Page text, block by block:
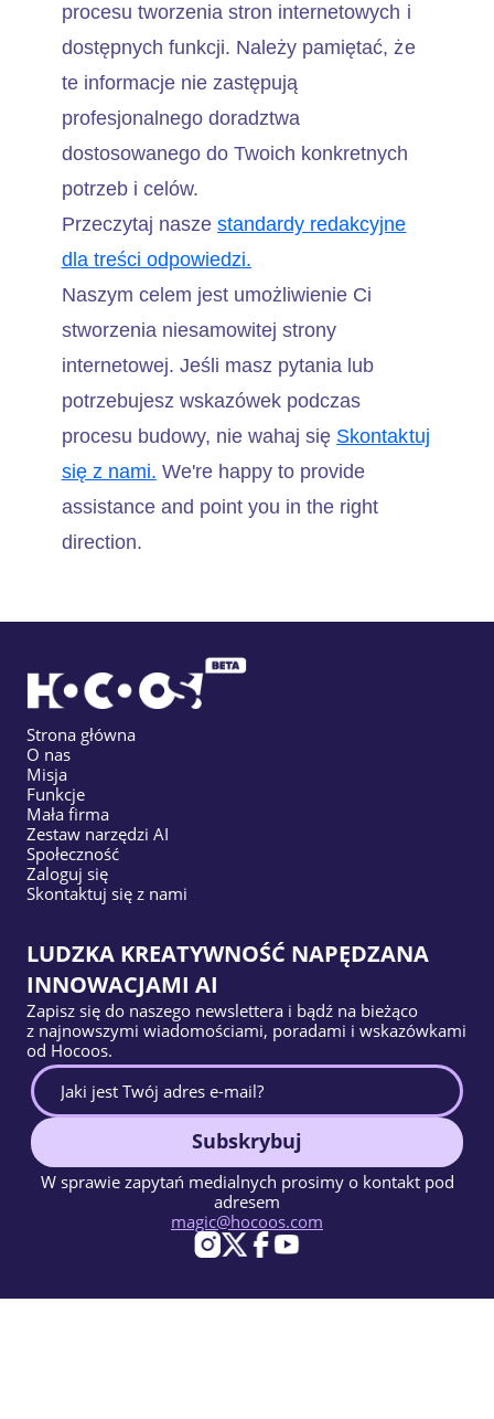
procesu tworzenia stron internetowych i
dostępnych funkcji. Należy pamiętać, że
te informacje nie zastępują
profesjonalnego doradztwa
dostosowanego do Twoich konkretnych
potrzeb i celów.
Przeczytaj nasze standardy redakcyjne
dla treści odpowiedzi.
Naszym celem jest umożliwienie Ci
stworzenia niesamowitej strony
internetowej. Jeśli masz pytania lub
potrzebujesz wskazówek podczas
procesu budowy, nie wahaj się Skontaktuj
się z nami. We're happy to provide
assistance and point you in the right
direction.
Strona główna
O nas
Misja
Funkcje
Mała firma
Zestaw narzędzi AI
Społeczność
Zaloguj się
Skontaktuj się z nami
LUDZKA KREATYWNOŚĆ NAPĘDZANA
INNOWACJAMI AI
Zapisz się do naszego newslettera i bądź na bieżąco
z najnowszymi wiadomościami, poradami i wskazówkami
od Hocoos.
Subskrybuj
W sprawie zapytań medialnych prosimy o kontakt pod
adresem
magic@hocoos.com